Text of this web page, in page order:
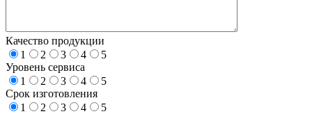
Качество продукции
1
2 3 4
5
Уровень сервиса
1
2 3 4
5
Срок изготовления
1
2 3 4
5